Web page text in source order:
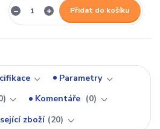
Přidat do košíku
Parametry
Komentáře
0
zboží 20